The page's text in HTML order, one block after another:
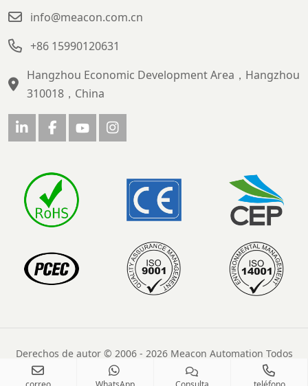
info@meacon.com.cn
+86 15990120631
Hangzhou Economic Development Area，Hangzhou
310018，China
Derechos de autor © 2006 - 2026 Meacon Automation Todos
los derechos reservados